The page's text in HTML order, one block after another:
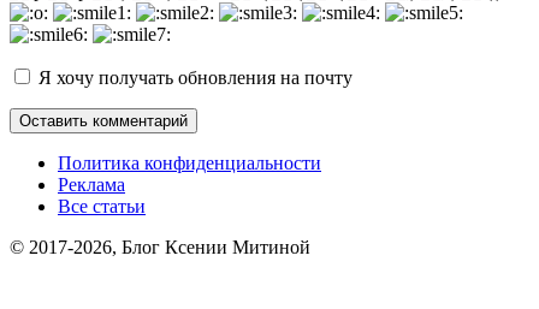
Я хочу получать обновления на почту
Оставить комментарий
Политика конфиденциальности
Реклама
Все статьи
© 2017-2026, Блог Ксении Митиной